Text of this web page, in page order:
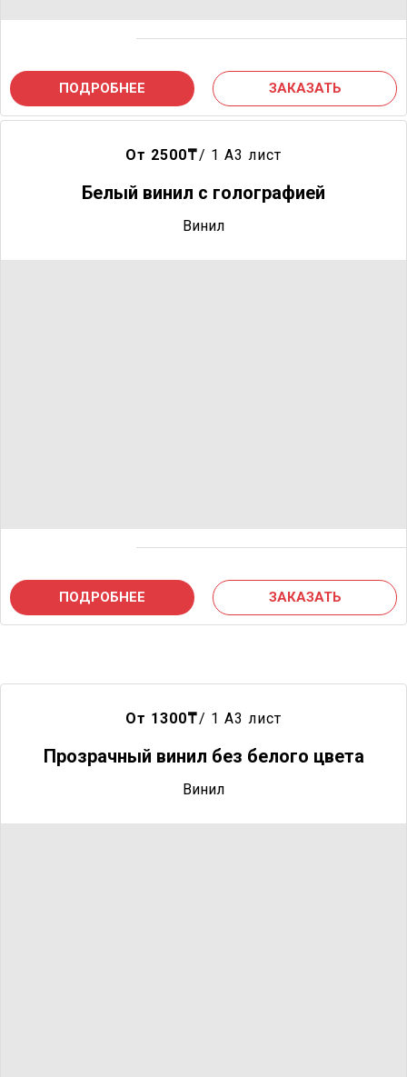
ПОДРОБНЕЕ ЗАКАЗАТЬ
От 2500₸/ 1 A3 лист
Белый винил с голографией
Винил
ПОДРОБНЕЕ ЗАКАЗАТЬ
От 1300₸/ 1 A3 лист
Прозрачный винил без белого цвета
Винил